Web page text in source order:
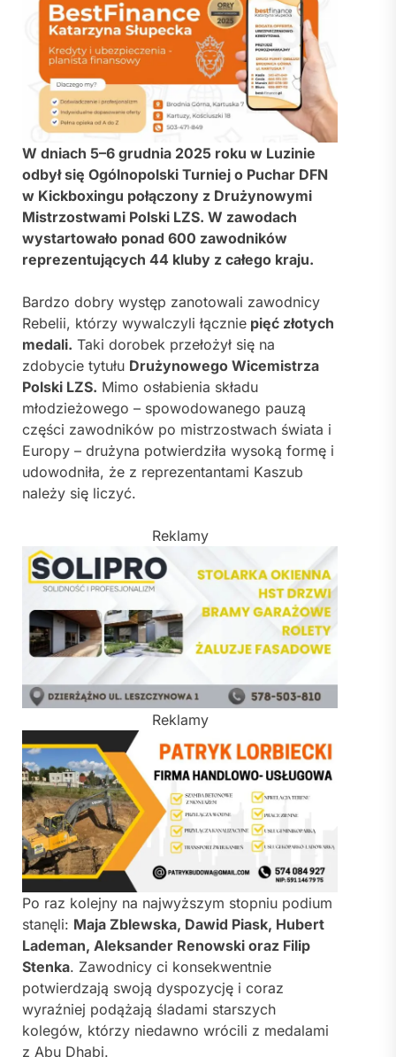
W dniach 5–6 grudnia 2025 roku w Luzinie
odbył się Ogólnopolski Turniej o Puchar DFN
w Kickboxingu połączony z Drużynowymi
Mistrzostwami Polski LZS. W zawodach
wystartowało ponad 600 zawodników
reprezentujących 44 kluby z całego kraju.
Bardzo dobry występ zanotowali zawodnicy
Rebelii, którzy wywalczyli łącznie pięć złotych
medali. Taki dorobek przełożył się na
zdobycie tytułu Drużynowego Wicemistrza
Polski LZS. Mimo osłabienia składu
młodzieżowego – spowodowanego pauzą
części zawodników po mistrzostwach świata i
Europy – drużyna potwierdziła wysoką formę i
udowodniła, że z reprezentantami Kaszub
należy się liczyć.
Reklamy
Reklamy
Po raz kolejny na najwyższym stopniu podium
stanęli: Maja Zblewska, Dawid Piask, Hubert
Lademan, Aleksander Renowski oraz Filip
Stenka. Zawodnicy ci konsekwentnie
potwierdzają swoją dyspozycję i coraz
wyraźniej podążają śladami starszych
kolegów, którzy niedawno wrócili z medalami
z Abu Dhabi.